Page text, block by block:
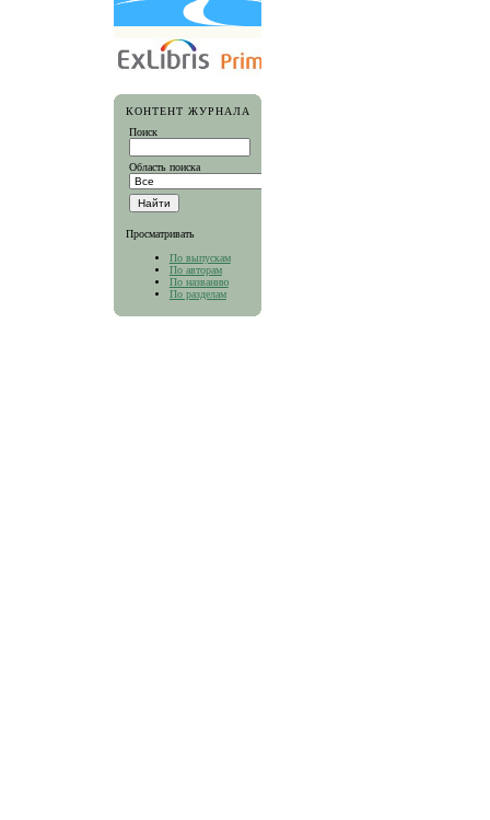
КОНТЕНТ ЖУРНАЛА
Поиск
Область поиска
Просматривать
По выпускам
По авторам
По названию
По разделам